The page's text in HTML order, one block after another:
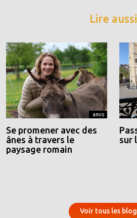
Lire aussi
amis
Se promener avec des
ânes à travers le
paysage romain
sur
Voir tous les